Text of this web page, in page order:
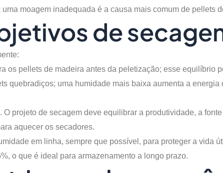
moagem inadequada é a causa mais comum de pellets
de
os pellets de madeira antes da peletização; esse equilíbrio
quebradiços; uma humidade mais baixa aumenta a energia
projeto de secagem deve equilibrar a produtividade, a
aquecer os secadores.
em linha, sempre que possível, para proteger a vida
o que é ideal para armazenamento a longo prazo.